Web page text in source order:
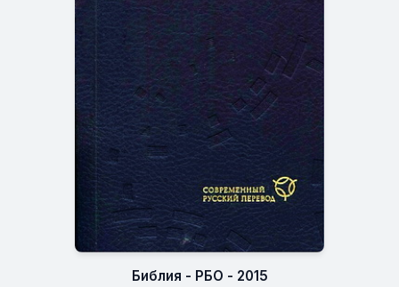
Библия - РБО - 2015